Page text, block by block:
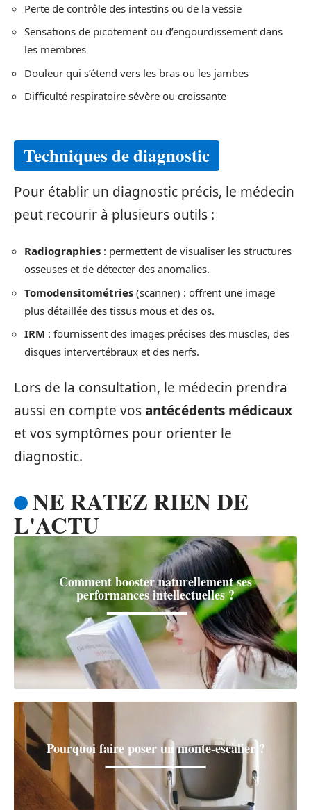
Perte de contrôle des intestins ou de la vessie
Sensations de picotement ou d’engourdissement dans
les membres
Douleur qui s’étend vers les bras ou les jambes
Difficulté respiratoire sévère ou croissante
Techniques de diagnostic
Pour établir un diagnostic précis, le médecin
peut recourir à plusieurs outils :
Radiographies : permettent de visualiser les structures
osseuses et de détecter des anomalies.
Tomodensitométries (scanner) : offrent une image
plus détaillée des tissus mous et des os.
IRM : fournissent des images précises des muscles, des
disques intervertébraux et des nerfs.
Lors de la consultation, le médecin prendra
aussi en compte vosantécédents médicaux
et vos symptômes pour orienter le
diagnostic.
NE RATEZ RIEN DE
L'ACTU
Comment booster naturellement ses
performances intellectuelles ?
Pourquoi faire poser un monte-escalier ?